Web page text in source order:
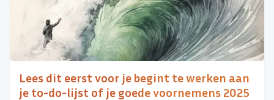
Lees dit eerst voor je begint te werken aan
je to-do-lijst of je goede voornemens 2025